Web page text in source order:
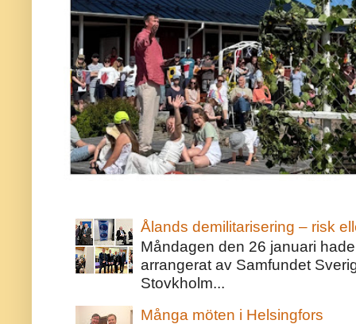
Ålands demilitarisering – risk
Måndagen den 26 januari
arrangerat av Samfundet
Stovkholm...
Många möten i Helsingfors